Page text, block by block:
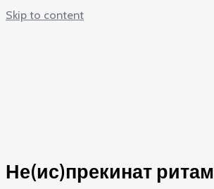
Skip to content
Не(ис)прекинат ритам